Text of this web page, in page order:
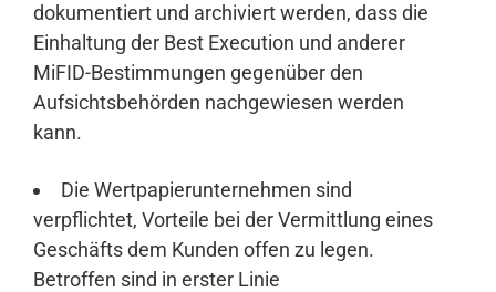
dokumentiert und archiviert werden, dass die
Einhaltung der Best Execution und anderer
MiFID-Bestimmungen gegenüber den
Aufsichtsbehörden nachgewiesen werden
kann.
Die Wertpapierunternehmen sind
verpflichtet, Vorteile bei der Vermittlung eines
Geschäfts dem Kunden offen zu legen.
Betroffen sind in erster Linie